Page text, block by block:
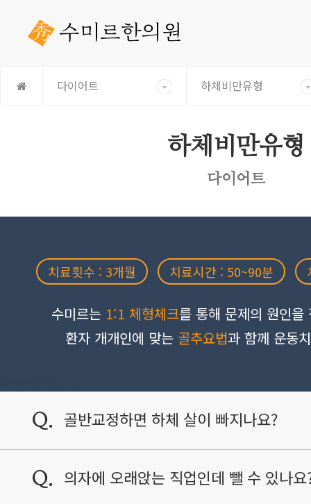
다이어트 하체비만유형
하체비만유형
다이어트
치료횟수 : 3개월 치료시간 : 50~90분
수미르는 1:1 체형체크를 통해 문제의 원인
환자 개개인에 맞는 골추요법과 함께 운동
Q. 골반교정하면 하체 살이 빠지나요?
Q. 의자에 오래앉는 직업인데 뺄 수 있나요